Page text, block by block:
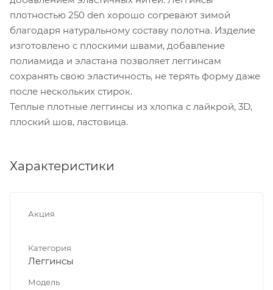
плотностью 250 den хорошо согревают зимой
благодаря натуральному составу полотна. Изделие
изготовлено с плоскими швами, добавление
полиамида и эластана позволяет леггинсам
сохранять свою эластичность, не терять форму даже
после нескольких стирок.
Теплые плотные леггинсы из хлопка с лайкрой, 3D,
плоский шов, ластовица.
Характеристики
Акция
Категория
Леггинсы
Модель